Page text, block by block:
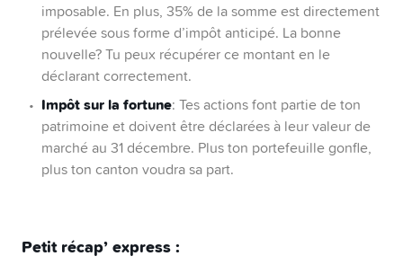
imposable. En plus, 35% de la somme est directement
prélevée sous forme d’impôt anticipé. La bonne
nouvelle? Tu peux récupérer ce montant en le
déclarant correctement.
Impôt sur la fortune: Tes actions font partie de ton
patrimoine et doivent être déclarées à leur valeur de
marché au 31 décembre. Plus ton portefeuille gonfle,
plus ton canton voudra sa part.
Petit récap’ express :